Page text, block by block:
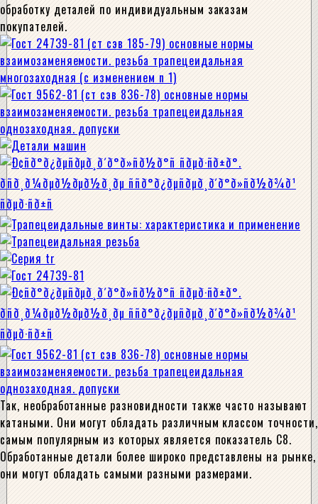
обработку деталей по индивидуальным заказам
покупателей.
Так, необработанные разновидности также часто называют
катаными. Они могут обладать различным классом точности,
самым популярным из которых является показатель С8.
Обработанные детали более широко представлены на рынке,
они могут обладать самыми разными размерами.